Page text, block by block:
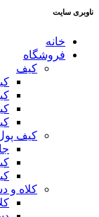
ناوبری سایت
خانه
فروشگاه
کیف
کیف
کلاه و